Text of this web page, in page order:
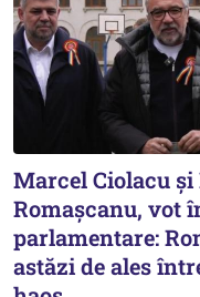
Marcel Ciolacu
Romașcanu, vot
parlamentare:
astăzi de ales